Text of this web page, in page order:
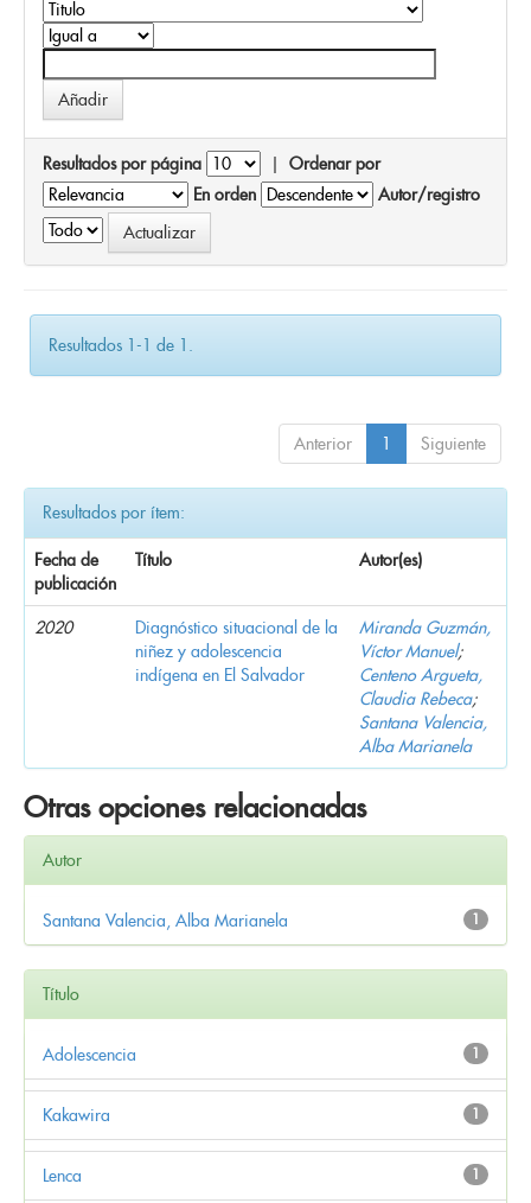
Resultados por página | Ordenar por
En orden
Autor/registro
Resultados 1-1 de 1.
Anterior 1 Siguiente
Resultados por ítem:
Fecha de
publicación
Título Autor(es)
2020
Diagnóstico situacional de la
niñez y adolescencia
indígena en El Salvador
Miranda Guzmán,
Víctor Manuel;
Centeno Argueta,
Claudia Rebeca;
Santana Valencia,
Alba Marianela
Otras opciones relacionadas
Autor
1
Santana Valencia, Alba Marianela
Título
1
Adolescencia
1
Kakawira
1
Lenca